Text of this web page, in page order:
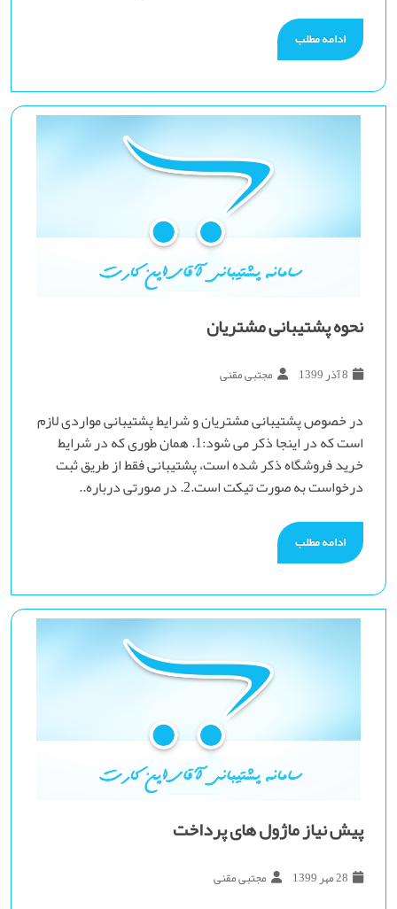
ادامه مطلب
نحوه پشتیبانی مشتریان
8 آذر 1399 مجتبی مقنی
در خصوص پشتیبانی مشتریان و شرایط پشتیبانی مواردی لازم
است که در اینجا ذکر می شود:1. همان طوری که در شرایط
خرید فروشگاه ذکر شده است، پشتیبانی فقط از طریق ثبت
درخواست به صورت تیکت است.2. در صورتی درباره..
ادامه مطلب
پیش نیاز ماژول های پرداخت
28 مهر 1399 مجتبی مقنی